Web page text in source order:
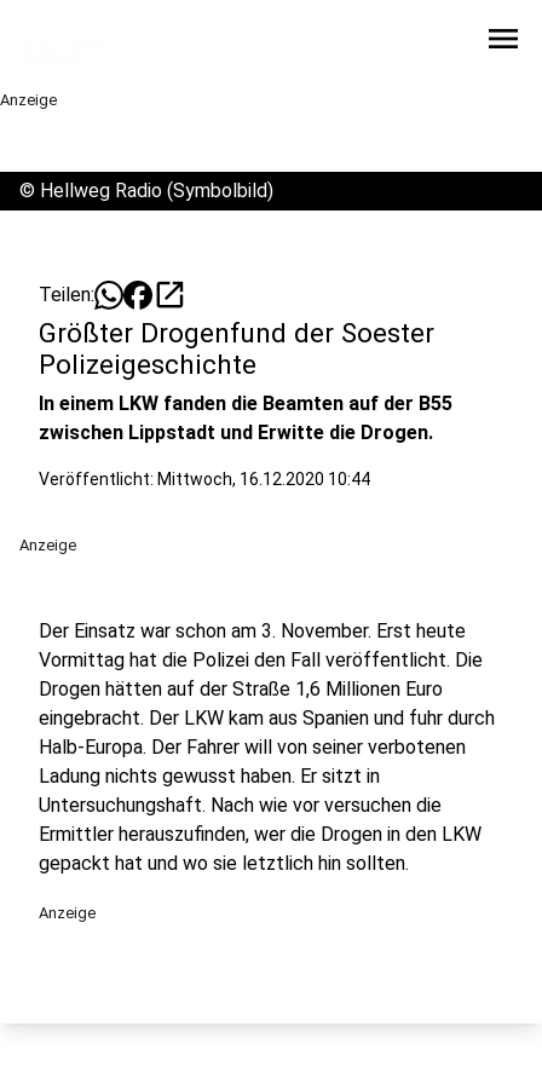
menu
Anzeige
© Hellweg Radio (Symbolbild)
Teilen: open_in_new
Größter Drogenfund der Soester
Polizeigeschichte
In einem LKW fanden die Beamten auf der B55
zwischen Lippstadt und Erwitte die Drogen.
Veröffentlicht: Mittwoch, 16.12.2020 10:44
Anzeige
Der Einsatz war schon am 3. November. Erst heute
Vormittag hat die Polizei den Fall veröffentlicht. Die
Drogen hätten auf der Straße 1,6 Millionen Euro
eingebracht. Der LKW kam aus Spanien und fuhr durch
Halb-Europa. Der Fahrer will von seiner verbotenen
Ladung nichts gewusst haben. Er sitzt in
Untersuchungshaft. Nach wie vor versuchen die
Ermittler herauszufinden, wer die Drogen in den LKW
gepackt hat und wo sie letztlich hin sollten.
Anzeige